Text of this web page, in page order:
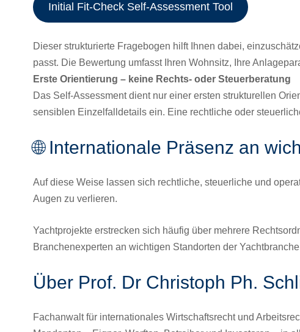
Initial Fit-Check Self-Assessment Tool
Dieser strukturierte Fragebogen hilft Ihnen dabei,
passt. Die Bewertung umfasst Ihren Wohnsitz, Ihre
Erste Orientierung – keine Rechts- oder Steuerberatung
Das Self-Assessment dient nur einer ersten strukturellen
sensiblen Einzelfalldetails ein. Eine rechtliche oder
🌐 Internationale Präsenz an
Auf diese Weise lassen sich rechtliche, steuerliche und
Augen zu verlieren.
Yachtprojekte erstrecken sich häufig über mehrere
Branchenexperten an wichtigen Standorten der
Über Prof. Dr Christoph Ph.
Fachanwalt für internationales Wirtschaftsrecht und